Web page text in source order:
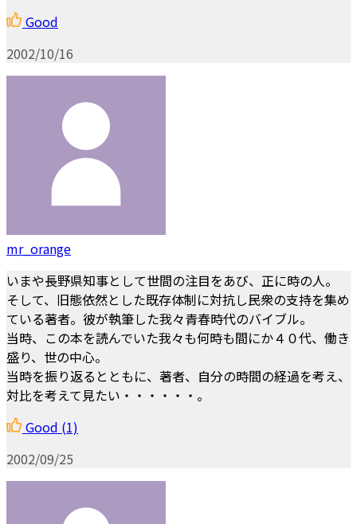
Good
2002/10/16
mr_orange
いまや長野県知事として世間の注目をあび、正に時の人。
そして、旧態依然とした既存体制に対抗し民衆の支持を集め
ている著者。彼が執筆した我々青春時代のバイブル。
当時、この本を読んでいた我々も何時も間にか４０代、働き
盛り、世の中心。
当時を振り返るとともに、著者、自分の時間の経過を考え、
対比を考えて見たい・・・・・・。
Good (1)
2002/09/25